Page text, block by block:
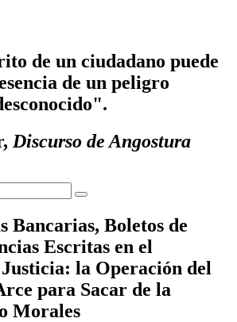
de un ciudadano puede
de un peligro
Discurso de Angostura
Bancarias, Boletos de
Escritas en el
la Operación del
para Sacar de la
Morales